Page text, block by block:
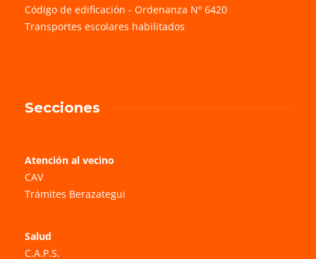
Código de edificación - Ordenanza Nº 6420
Transportes escolares habilitados
Secciones
Atención al vecino
CAV
Trámites Berazategui
Salud
C.A.P.S.